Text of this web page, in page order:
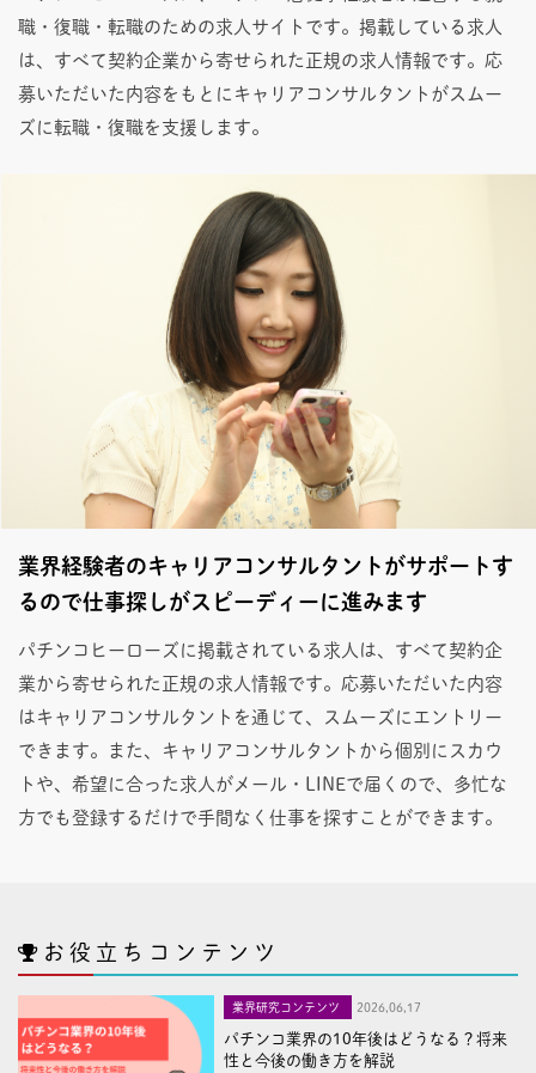
職・復職・転職のための求人サイトです。掲載している求人
は、すべて契約企業から寄せられた正規の求人情報です。応
募いただいた内容をもとにキャリアコンサルタントがスムー
ズに転職・復職を支援します。
業界経験者のキャリアコンサルタントがサポートす
るので仕事探しがスピーディーに進みます
パチンコヒーローズに掲載されている求人は、すべて契約企
業から寄せられた正規の求人情報です。応募いただいた内容
はキャリアコンサルタントを通じて、スムーズにエントリー
できます。また、キャリアコンサルタントから個別にスカウ
トや、希望に合った求人がメール・LINEで届くので、多忙な
方でも登録するだけで手間なく仕事を探すことができます。
お役立ちコンテンツ
業界研究コンテンツ 2026,06,17
パチンコ業界の10年後はどうなる？将来
性と今後の働き方を解説